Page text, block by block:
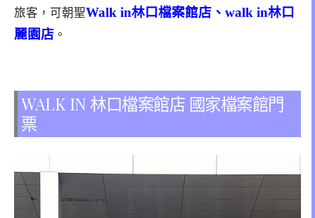
旅客，可朝聖Walk in林口檔案館店、walk in林口
麗園店 。
WALK IN 林口檔案館店 國家檔案館門
票